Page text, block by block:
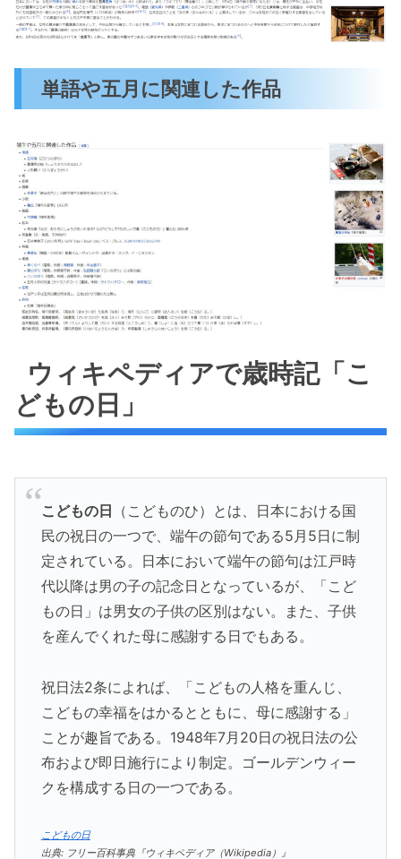
単語や五月に関連した作品
ウィキペディアで歳時記「こ
どもの日」
こどもの日 （こどものひ）とは、日本における国
民の祝日の一つで、端午の節句である5月5日に制
定されている。日本において端午の節句は江戸時
代以降は男の子の記念日となっているが、「こど
もの日」は男女の子供の区別はない。また、子供
を産んでくれた母に感謝する日でもある。
祝日法2条によれば、「こどもの人格を重んじ、
こどもの幸福をはかるとともに、母に感謝する」
ことが趣旨である。1948年7月20日の祝日法の公
布および即日施行により制定。ゴールデンウィー
クを構成する日の一つである。
こどもの日
出典: フリー百科事典『ウィキペディア（Wikipedia）』